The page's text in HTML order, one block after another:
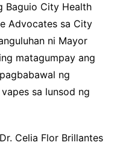
Baguio City Health
Advocates sa City
ni Mayor
matagumpay ang
ng
sa lunsod ng
Celia Flor Brillantes